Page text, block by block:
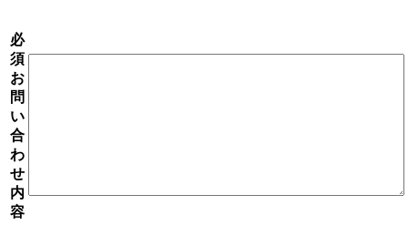
必
須
お
問
い
合
わ
せ
内
容